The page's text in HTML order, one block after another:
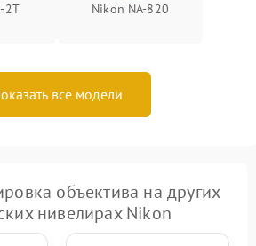
2T Nikon NA-820
все модели
объектива на других
нивелирах Nikon